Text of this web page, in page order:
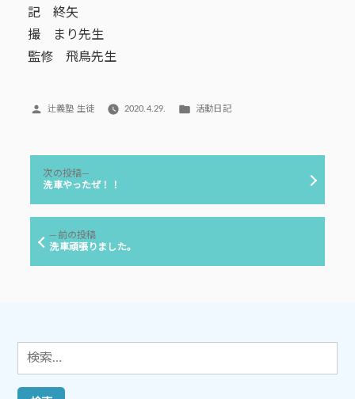
記 終矢
撮 まり先生
監修 飛鳥先生
投
辻義塾 生徒 2020.4.29.
カ
リ
活動日記
ナ
ー
前の投稿前
の
洗車頑張りました。
次の投稿
の
洗車やったぜ！！
検
索: